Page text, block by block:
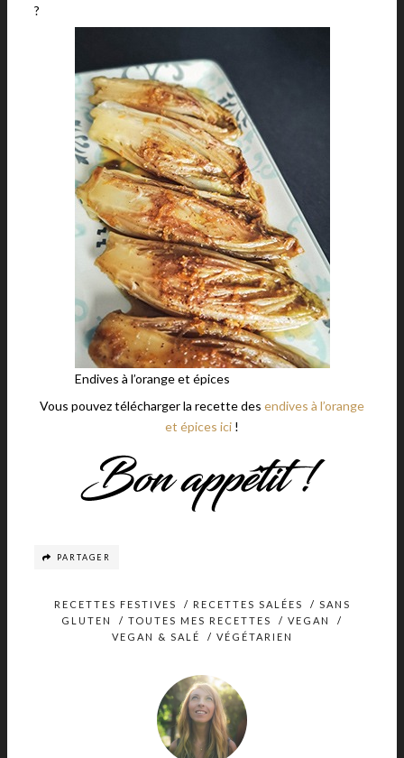
?
Endives à l’orange et épices
Vous pouvez télécharger la recette des endives à l’orange
et épices ici !
PARTAGER
RECETTES FESTIVES / RECETTES SALÉES / SANS
GLUTEN
/ TOUTES MES RECETTES / VEGAN
/
VEGAN & SALÉ
/ VÉGÉTARIEN